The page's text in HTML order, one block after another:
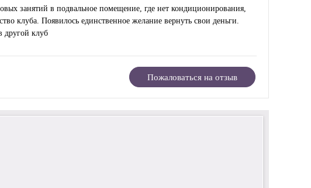
занятий в подвальное помещение, где нет кондиционирования,
клуба. Появилось единственное желание вернуть свои деньги.
другой клуб
Пожаловаться на отзыв